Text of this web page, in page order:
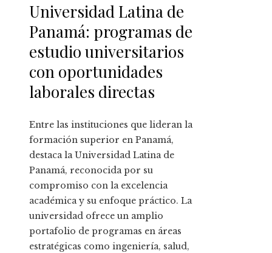
Universidad Latina de
Panamá: programas de
estudio universitarios
con oportunidades
laborales directas
Entre las instituciones que lideran la
formación superior en Panamá,
destaca la Universidad Latina de
Panamá, reconocida por su
compromiso con la excelencia
académica y su enfoque práctico. La
universidad ofrece un amplio
portafolio de programas en áreas
estratégicas como ingeniería, salud,